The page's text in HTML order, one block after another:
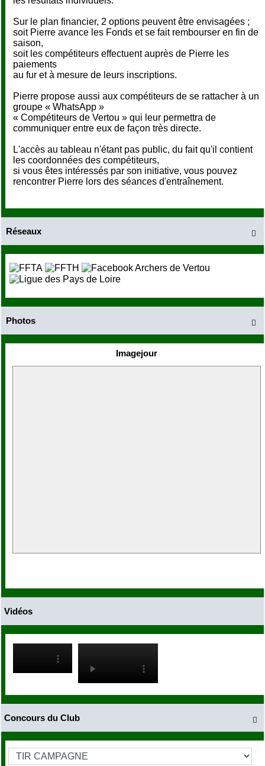
Sur le plan financier, 2 options peuvent être envisagées ;
soit Pierre avance les Fonds et se fait rembourser en fin de
saison,
soit les compétiteurs effectuent auprès de Pierre les
paiements
au fur et à mesure de leurs inscriptions.
Pierre propose aussi aux compétiteurs de se rattacher à un
groupe « WhatsApp »
« Compétiteurs de Vertou » qui leur permettra de
communiquer entre eux de façon très directe.
L'accès au tableau n'étant pas public, du fait qu'il contient
les coordonnées des compétiteurs,
si vous êtes intéressés par son initiative, vous pouvez
rencontrer Pierre lors des séances d'entraînement.

Réseaux

Photos
Imagejour
Vidéos

Concours du Club